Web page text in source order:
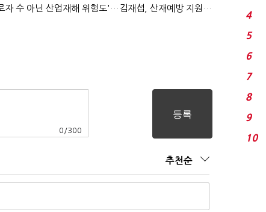
'상시근로자 수 아닌 산업재해 위험도'…김재섭, 산재예방 지원기준 손질
0 /300
추천순
4
5
6
7
8
9
10